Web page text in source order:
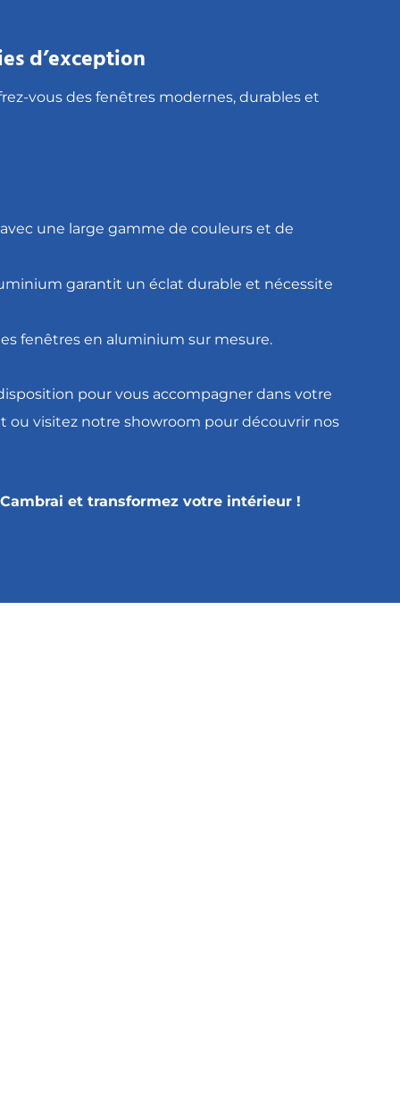
d’exception
vous des fenêtres modernes, durables et
une large gamme de couleurs et de
garantit un éclat durable et nécessite
fenêtres en aluminium sur mesure.
pour vous accompagner dans votre
ou visitez notre showroom pour découvrir nos
et transformez votre intérieur !